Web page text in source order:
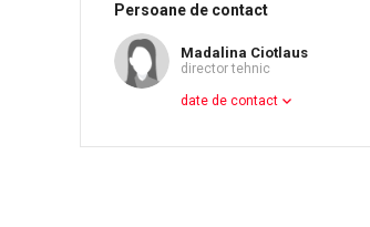
Persoane de contact
Madalina Ciotlaus
director tehnic
date de contact